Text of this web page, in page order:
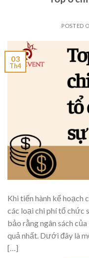
POSTED
03
Th4
Khi tiến hành kế hoạch
các loại chi phí tổ chức
bảo rằng ngân sách
quả nhất. Dưới đây là
[…]